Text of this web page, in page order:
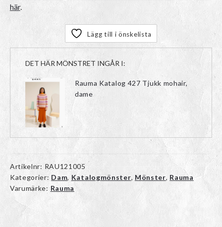
här.
Lägg till i önskelista
DET HÄR MÖNSTRET INGÅR I:
Rauma Katalog 427 Tjukk mohair,
dame
Artikelnr: RAU121005
Kategorier: Dam, Katalogmönster, Mönster, Rauma
Varumärke: Rauma